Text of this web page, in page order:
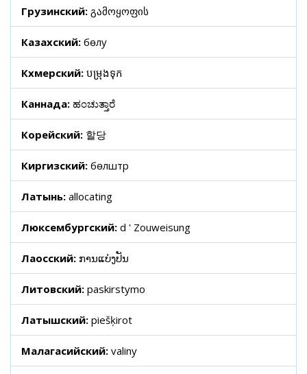
Грузинский: გამოყოფის
Казахский: бөлу
Кхмерский: បម្រុងទុក
Каннада: ಹಂಚುತ್ತಾರೆ
Корейский: 할당
Киргизский: бөлүштүрүү
Латынь: allocating
Люксембургский: d ' Zouweisung
Лаосский: ການແບ່ງປັນ
Литовский: paskirstymo
Латышский: piešķirot
Малагасийский: valiny